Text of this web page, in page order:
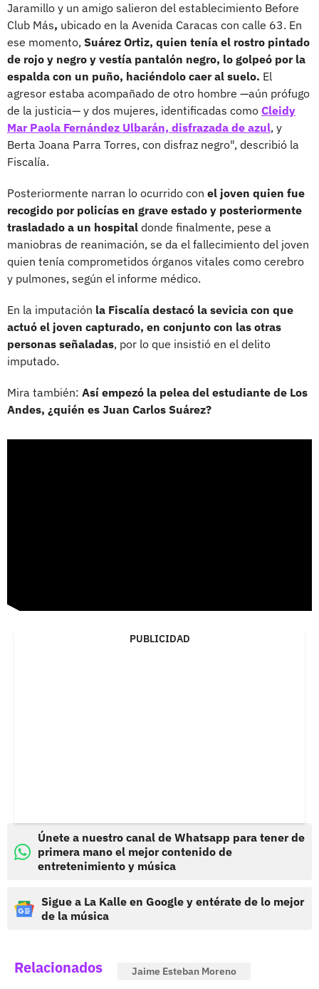
Jaramillo y un amigo salieron del establecimiento Before
Club Más, ubicado en la Avenida Caracas con calle 63. En
ese momento, Suárez Ortiz, quien tenía el rostro pintado
de rojo y negro y vestía pantalón negro, lo golpeó por la
espalda con un puño, haciéndolo caer al suelo. El
agresor estaba acompañado de otro hombre —aún prófugo
de la justicia— y dos mujeres, identificadas como Cleidy
Mar Paola Fernández Ulbarán, disfrazada de azul, y
Berta Joana Parra Torres, con disfraz negro", describió la
Fiscalía.
Posteriormente narran lo ocurrido con el joven quien fue
recogido por policías en grave estado y posteriormente
trasladado a un hospital donde finalmente, pese a
maniobras de reanimación, se da el fallecimiento del joven
quien tenía comprometidos órganos vitales como cerebro
y pulmones, según el informe médico.
En la imputación la Fiscalía destacó la sevicia con que
actuó el joven capturado, en conjunto con las otras
personas señaladas, por lo que insistió en el delito
imputado.
Mira también: Así empezó la pelea del estudiante de Los
Andes, ¿quién es Juan Carlos Suárez?
PUBLICIDAD
Únete a nuestro canal de Whatsapp para tener de
primera mano el mejor contenido de
entretenimiento y música
Sigue a La Kalle en Google y entérate de lo mejor
de la música
Relacionados Jaime Esteban Moreno